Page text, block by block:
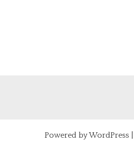
Powered byWordPress|